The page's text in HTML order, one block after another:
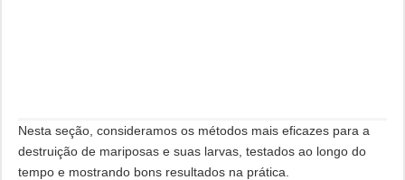
Nesta seção, consideramos os métodos mais eficazes para a
destruição de mariposas e suas larvas, testados ao longo do
tempo e mostrando bons resultados na prática.